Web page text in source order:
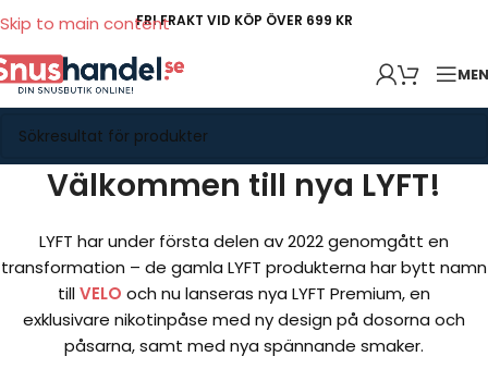
Skip to main contentFRI FRAKT VID KÖP ÖVER 699 KR
Välkommen till nya LYFT!
LYFT har under första delen av 2022 genomgått en
transformation – de gamla LYFT produkterna har bytt namn
tillVELO och nu lanseras nya LYFT Premium, en
exklusivare nikotinpåse med ny design på dosorna och
påsarna, samt med nya spännande smaker.